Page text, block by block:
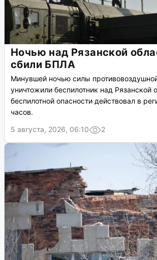
Ночью над Рязанской
сбили БПЛА
Минувшей ночью силы
уничтожили беспилотник над
беспилотной опасности действовал в
часов.
5 августа, 2026, 06:10
2